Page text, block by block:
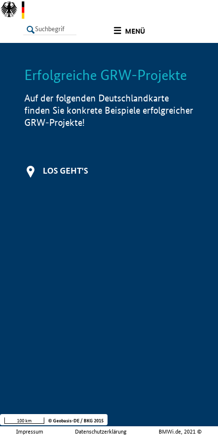
MENÜ
LISTE Info
Erfolgreiche GRW-Projekte
Auf der folgenden Deutschlandkarte
finden Sie konkrete Beispiele erfolgreicher
GRW-Projekte!
LOS GEHT'S
Impressum Datenschutzerklärung BMWi.de, 2021 ©
100 km © Geobasis-DE / BKG 2015